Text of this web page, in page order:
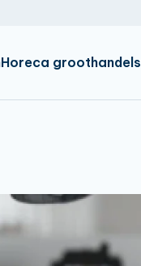
Horeca groothandels